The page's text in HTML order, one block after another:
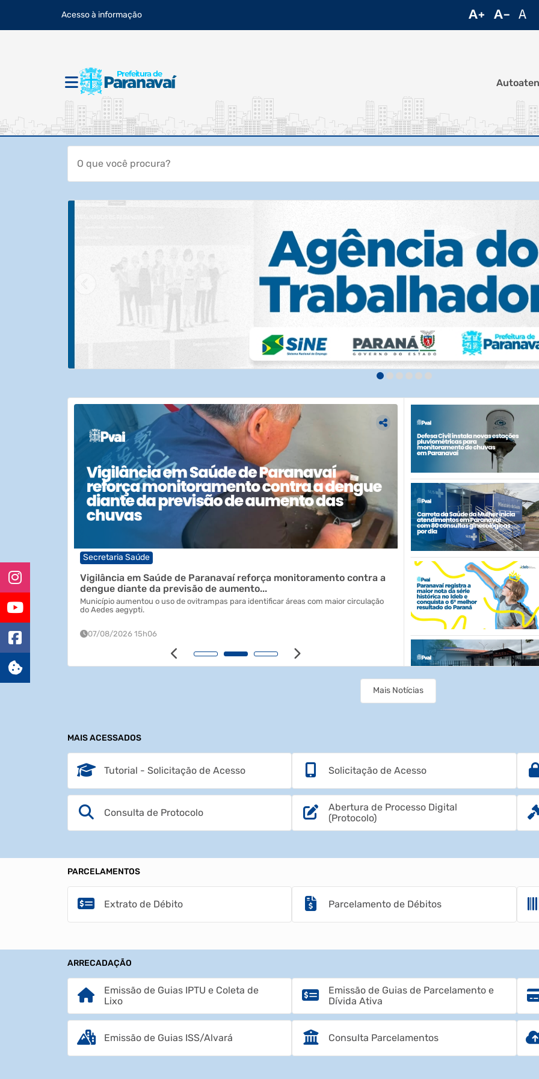
Acesso à informação
Secretaria Saúde
Vigilância em Saúde de Paranavaí reforça monitoramento contra a
dengue diante da previsão de aumento...
Município aumentou o uso de ovitrampas para identificar áreas com maior circulação
do Aedes aegypti.
07/08/2026 15h06
Secretaria Saúde
Unidades de saúde terão
atualização da carteira de
Campanha segue até 31 de agosto,
07/08/2026 11h31
Mais Notícias
MAIS ACESSADOS
Tutorial - Solicitação de Acesso Solicitação de Acesso
Consulta de Protocolo
Abertura de Processo Digital
(Protocolo)
PARCELAMENTOS
Extrato de Débito Parcelamento de Débitos
ARRECADAÇÃO
Emissão de Guias IPTU e Coleta de
Lixo
Emissão de Guias de Parcelamento e
Dívida Ativa
Emissão de Guias ISS/Alvará Consulta Parcelamentos